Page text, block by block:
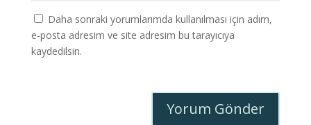
Daha sonraki yorumlarımda kullanılması için adım,
e-posta adresim ve site adresim bu tarayıcıya
kaydedilsin.